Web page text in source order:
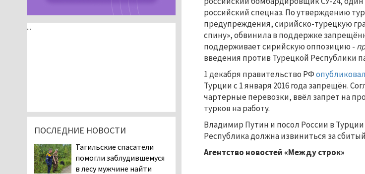
российский спецназ. По утверждению
предупреждения, сирийско-турецкую
спину», обвинила в поддержке
поддерживает сирийскую оппозицию -
введения против Турецкой Республики
1 декабря правительство РФ
Турции с 1 января 2016 года запрещён.
чартерные перевозки, ввёл запрет на
турков на работу.
Владимир Путин и посол России в
Республика должна извиниться за
Агентство новостей «Между строк»
...
ПОСЛЕДНИЕ НОВОСТИ
Тагильские спасатели
помогли заблудившемуся
в лесу мужчине найти